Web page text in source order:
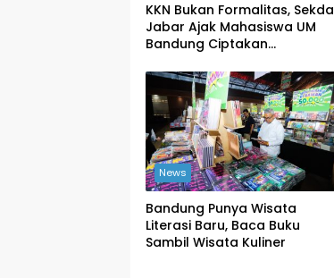
KKN Bukan Formalitas, Sekda
Jabar Ajak Mahasiswa UM
Bandung Ciptakan
News
Bandung Punya Wisata
Literasi Baru, Baca Buku
Sambil Wisata Kuliner